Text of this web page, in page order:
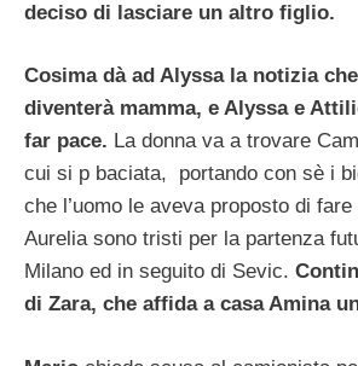
deciso di lasciare un altro figlio.
Cosima dà ad Alyssa la notizia
diventerà mamma, e Alyssa e
far pace. La donna va a trovare
cui si p baciata, portando con sè i
che l’uomo le aveva proposto di
Aurelia sono tristi per la partenza
Milano ed in seguito di Sevic.
di Zara, che affida a casa Amina